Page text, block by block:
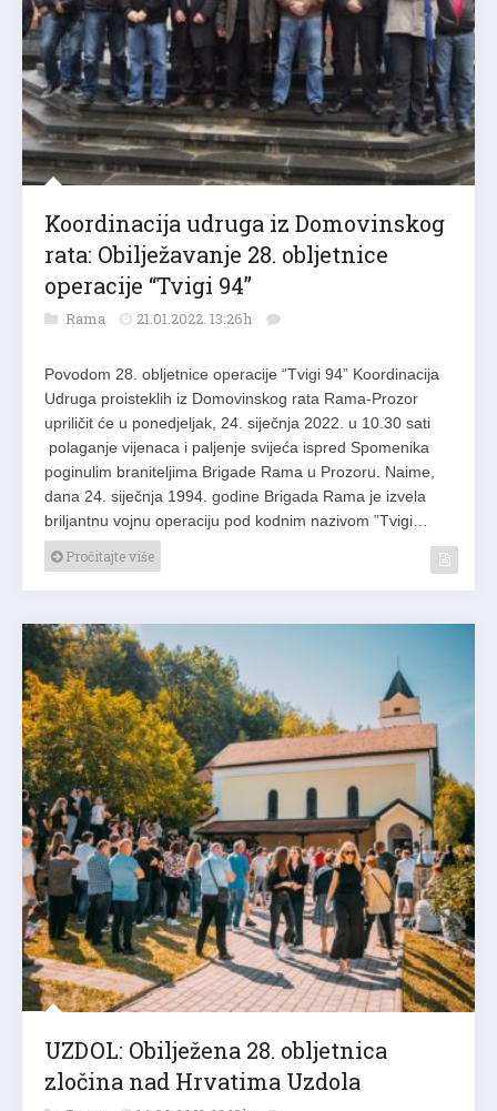
Koordinacija udruga iz Domovinskog
rata: Obilježavanje 28. obljetnice
operacije “Tvigi 94”
Rama 21.01.2022. 13:26h
Povodom 28. obljetnice operacije “Tvigi 94” Koordinacija
Udruga proisteklih iz Domovinskog rata Rama-Prozor
upriličit će u ponedjeljak, 24. siječnja 2022. u 10.30 sati
polaganje vijenaca i paljenje svijeća ispred Spomenika
poginulim braniteljima Brigade Rama u Prozoru. Naime,
dana 24. siječnja 1994. godine Brigada Rama je izvela
briljantnu vojnu operaciju pod kodnim nazivom ”Tvigi…
Pročitajte više
UZDOL: Obilježena 28. obljetnica
zločina nad Hrvatima Uzdola